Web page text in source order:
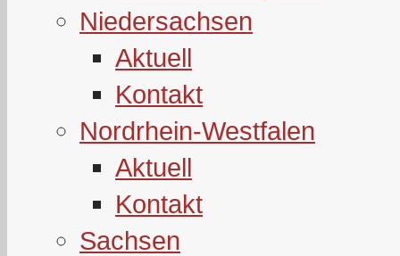
Niedersachsen
Aktuell
Kontakt
Nordrhein-Westfalen
Aktuell
Kontakt
Sachsen